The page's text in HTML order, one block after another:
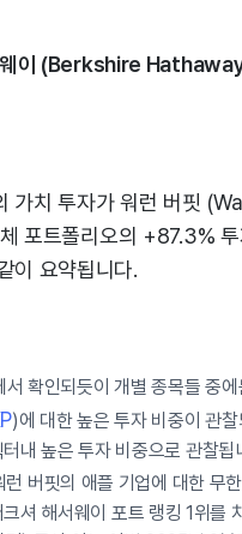
웨이 (Berkshire
가치 투자가 워런 버핏
포트폴리오의 +87.3% 투
이 요약됩니다.
확인되듯이 개별 종목들 중
)에 대한 높은 투자 비중이 관
내 높은 투자 비중으로 관찰됩
런 버핏의 애플 기업에 대한 무
셔 해서웨이 포트 랭킹 1위를